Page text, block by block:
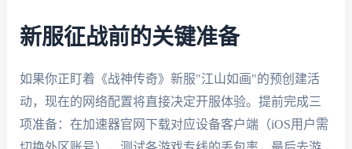
新服征战前的关键准备
如果你正盯着《战神传奇》新服"江山如画"的预创建活
动，现在的网络配置将直接决定开服体验。提前完成三
项准备：在加速器官网下载对应设备客户端（iOS用户需